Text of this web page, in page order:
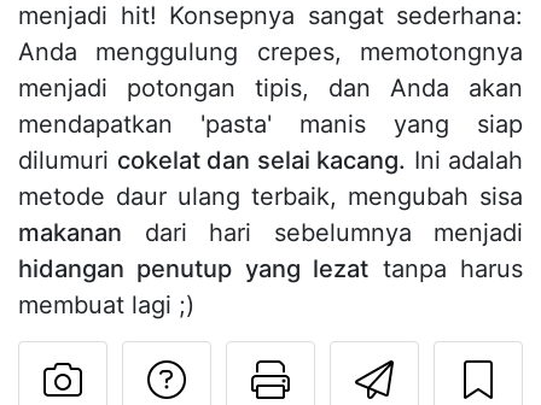
menjadi hit! Konsepnya sangat sederhana:
Anda menggulung crepes, memotongnya
menjadi potongan tipis, dan Anda akan
mendapatkan 'pasta' manis yang siap
dilumuri cokelat dan selai kacang. Ini adalah
metode daur ulang terbaik, mengubah sisa
makanan dari hari sebelumnya menjadi
hidangan penutup yang lezat tanpa harus
membuat lagi ;)
Kirim
Cetak
Mengajukan